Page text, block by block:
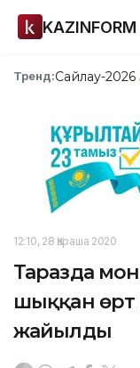
KAZINFORM
Тренд:Сайлау-2026
12:10, 28 Қараша 2020
Таразда
шыққан өрт
жайылды